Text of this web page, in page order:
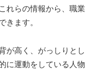
れらの情報から、職業
きます。
が高く、がっしりとし
に運動をしている人物